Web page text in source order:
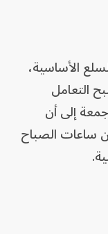
الأساسية،
التعامل
إلى أن
ساعات الصباح